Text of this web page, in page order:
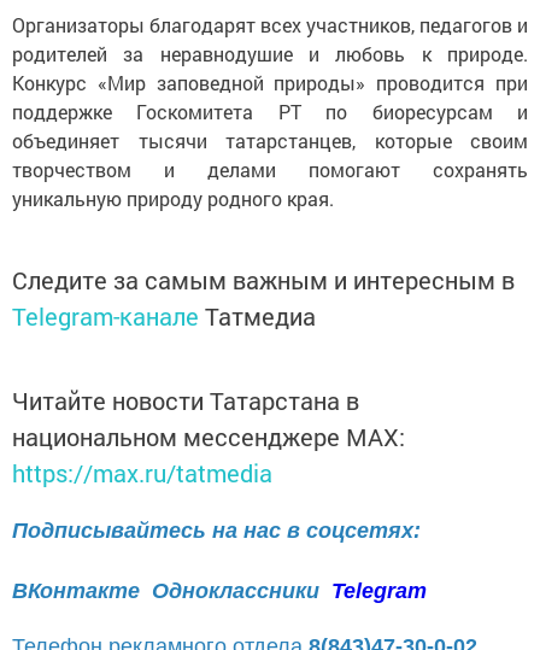
Организаторы благодарят всех участников, педагогов и
родителей за неравнодушие и любовь к природе.
Конкурс «Мир заповедной природы» проводится при
поддержке Госкомитета РТ по биоресурсам и
объединяет тысячи татарстанцев, которые своим
творчеством и делами помогают сохранять
уникальную природу родного края.
Следите за самым важным и интересным в
Telegram-канале Татмедиа
Читайте новости Татарстана в
национальном мессенджере MАХ:
https://max.ru/tatmedia
Подписывайтесь на нас в соцсетях:
ВКонтакте Одноклассники Telegram